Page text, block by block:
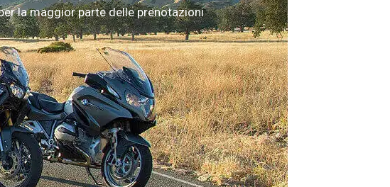
la maggior parte delle prenotazioni